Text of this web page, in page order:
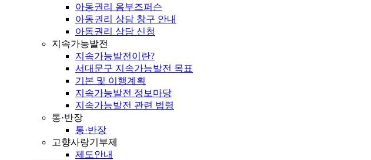
아동권리 옴부즈퍼슨
아동권리 상담 창구 안내
아동권리 상담 신청
지속가능발전
지속가능발전이란?
서대문구 지속가능발전 목표
기본 및 이행계획
지속가능발전 정보마당
지속가능발전 관련 법령
통·반장
통·반장
고향사랑기부제
제도안내